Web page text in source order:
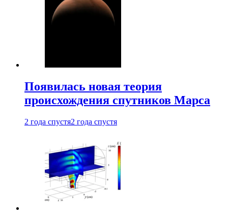
Появилась новая теория
происхождения спутников Марса
2 года спустя2 года спустя